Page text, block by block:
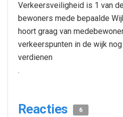
Verkeersveiligheid is 1 van
bewoners mede bepaalde
hoort graag van
verkeerspunten in de wijk
verdienen
.
Reacties 6